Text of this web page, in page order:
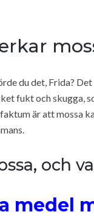
du det, Frida?
fukt och skugga,
är att mossa
och
medel